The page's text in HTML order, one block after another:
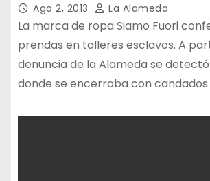
Ago 2, 2013 La Alameda
La marca de ropa Siamo Fuori
prendas en talleres esclavos. A
denuncia de la Alameda se
donde se encerraba con candados